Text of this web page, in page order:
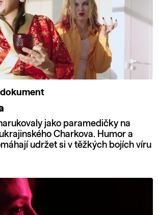
jako paramedičky na
Charkova. Humor a
udržet si v těžkých bojích víru